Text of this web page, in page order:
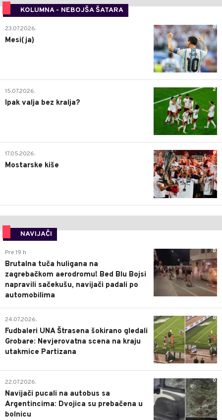
KOLUMNA - NEBOJŠA ŠATARA
0
23.07.2026.
Mesi(ja)
2
15.07.2026.
Ipak valja bez kralja?
0
17.05.2026.
Mostarske kiše
NAVIJAČI
0
Pre 19 h
Brutalna tuča huligana na
zagrebačkom aerodromu! Bed Blu Bojsi
napravili sačekušu, navijači padali po
automobilima
0
24.07.2026.
Fudbaleri UNA Štrasena šokirano gledali
Grobare: Nevjerovatna scena na kraju
utakmice Partizana
0
22.07.2026.
Navijači pucali na autobus sa
Argentincima: Dvojica su prebačena u
bolnicu